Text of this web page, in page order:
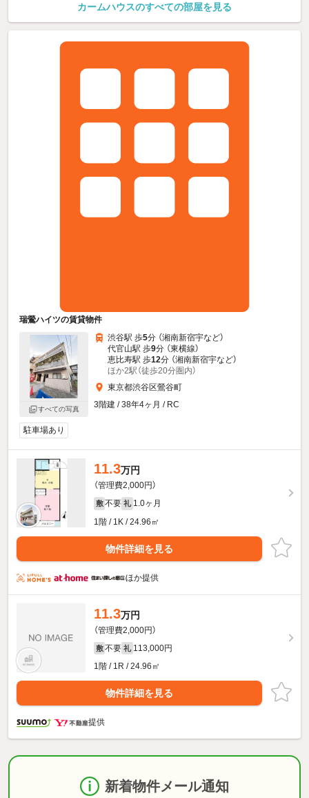
カームハウスのすべての部屋を見る
瑞鶯ハイツの賃貸物件
すべての写真
渋谷駅 歩5分 （湘南新宿宇など）
代官山駅 歩9分 （東横線）
恵比寿駅 歩12分 （湘南新宿宇など）
ほか2駅（徒歩20分圏内）
東京都渋谷区鶯谷町
3階建 / 38年4ヶ月 / RC
駐車場あり
11.3万円
（管理費2,000円）
敷 不要 礼 1.0ヶ月
1階 / 1K / 24.96㎡
物件詳細を見る
ほか提供
11.3万円
（管理費2,000円）
敷 不要 礼 113,000円
1階 / 1R / 24.96㎡
物件詳細を見る
提供
新着物件メール通知